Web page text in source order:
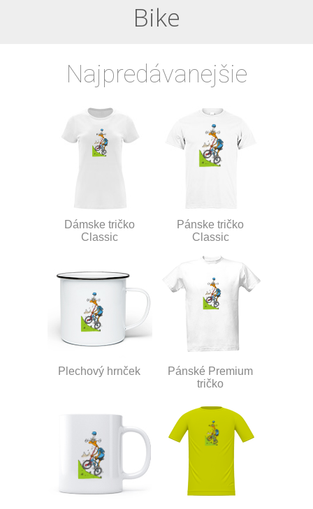
Bike
Najpredávanejšie
Dámske tričko
Classic
Pánske tričko
Classic
Plechový hrnček
Pánské Premium
tričko